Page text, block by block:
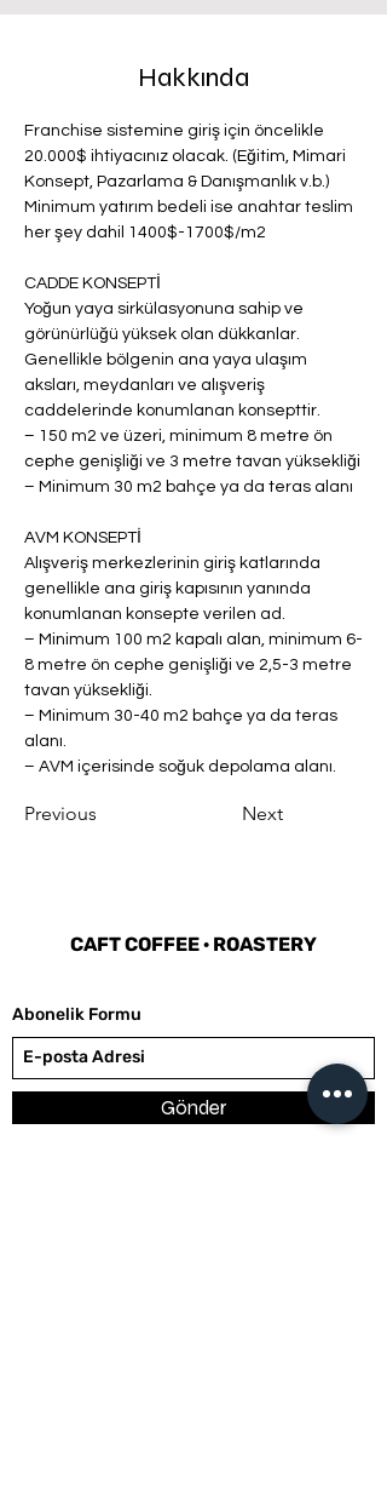
Hakkında
Franchise sistemine giriş için öncelikle
20.000$ ihtiyacınız olacak. (Eğitim, Mimari
Konsept, Pazarlama & Danışmanlık v.b.)
Minimum yatırım bedeli ise anahtar teslim
her şey dahil 1400$-1700$/m2
CADDE KONSEPTİ
Yoğun yaya sirkülasyonuna sahip ve
görünürlüğü yüksek olan dükkanlar.
Genellikle bölgenin ana yaya ulaşım
aksları, meydanları ve alışveriş
caddelerinde konumlanan konsepttir.
– 150 m2 ve üzeri, minimum 8 metre ön
cephe genişliği ve 3 metre tavan yüksekliği
– Minimum 30 m2 bahçe ya da teras alanı
AVM KONSEPTİ
Alışveriş merkezlerinin giriş katlarında
genellikle ana giriş kapısının yanında
konumlanan konsepte verilen ad.
– Minimum 100 m2 kapalı alan, minimum 6-
8 metre ön cephe genişliği ve 2,5-3 metre
tavan yüksekliği.
– Minimum 30-40 m2 bahçe ya da teras
alanı.
– AVM içerisinde soğuk depolama alanı.
Previous Next
CAFT COFFEE· ROASTERY
Abonelik Formu
Gönder